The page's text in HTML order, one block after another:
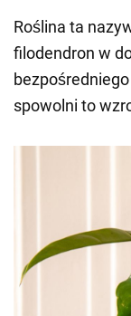
Roślina ta
filodendron w
spowolni to